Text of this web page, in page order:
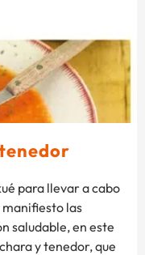
para llevar a cabo
las
saludable, en este
y tenedor, que